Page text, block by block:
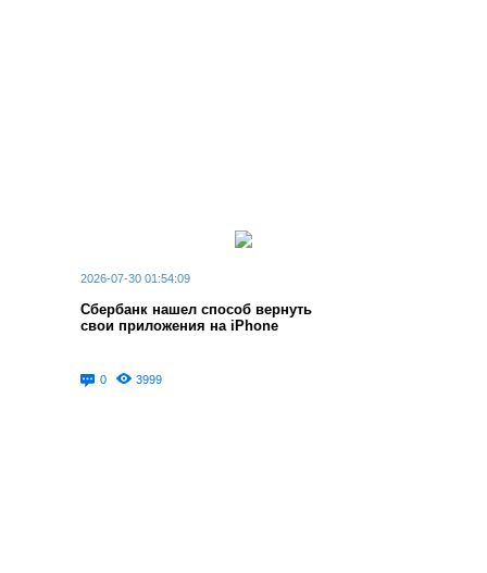
2026-07-30 01:54:09
Сбербанк нашел способ вернуть
свои приложения на iPhone
0 3999